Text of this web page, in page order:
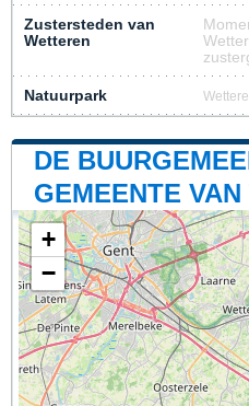
Zustersteden van
Wetteren
Natuurpark
DE
GEMEENTE
+
−